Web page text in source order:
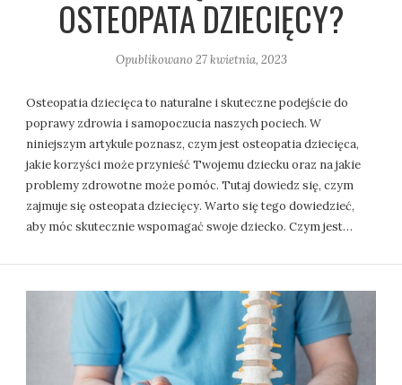
OSTEOPATA DZIECIĘCY?
Opublikowano 27 kwietnia, 2023
Osteopatia dziecięca to naturalne i skuteczne podejście do
poprawy zdrowia i samopoczucia naszych pociech. W
niniejszym artykule poznasz, czym jest osteopatia dziecięca,
jakie korzyści może przynieść Twojemu dziecku oraz na jakie
problemy zdrowotne może pomóc. Tutaj dowiedz się, czym
zajmuje się osteopata dziecięcy. Warto się tego dowiedzieć,
aby móc skutecznie wspomagać swoje dziecko. Czym jest…